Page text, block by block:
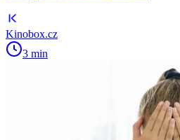
Kinobox.cz
3 min